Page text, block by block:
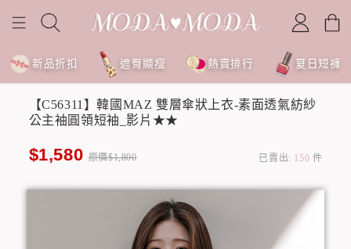
新品折扣 遮臀顯瘦 熱賣排行 夏日短褲
【C56311】韓國MAZ 雙層傘狀上衣-素面透氣紡紗
公主袖圓領短袖_影片★★
$1,580 原價$1,800 已賣出: 150 件